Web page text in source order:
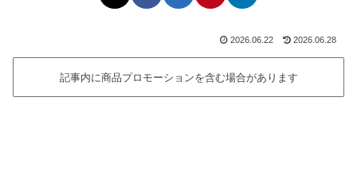
2026.06.22 2026.06.28
記事内に商品プロモーションを含む場合があります